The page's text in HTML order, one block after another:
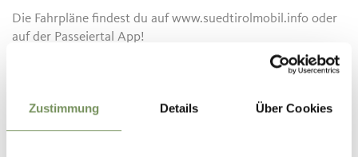
Zustimmung Details Über Cookies
Die Fahrpläne findest du auf www.suedtirolmobil.info oder
auf der Passeiertal App!
Bleibe stets auf den markierten Wegen, prüfe vor deiner
Wanderung das aktuelle Wetter und achte besonders auf